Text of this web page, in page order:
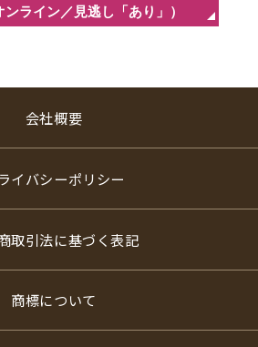
会社概要
イバシーポリシー
取引法に基づく表記
商標について